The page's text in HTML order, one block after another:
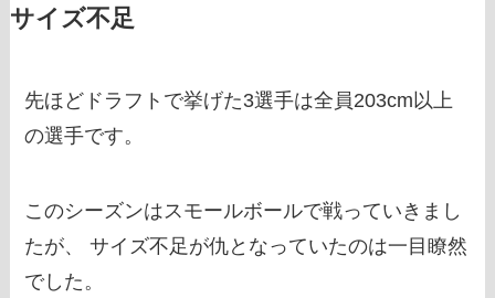
サイズ不足
先ほどドラフトで挙げた3選手は全員203cm以上
の選手です。
このシーズンはスモールボールで戦っていきまし
たが、 サイズ不足が仇となっていたのは一目瞭然
でした。